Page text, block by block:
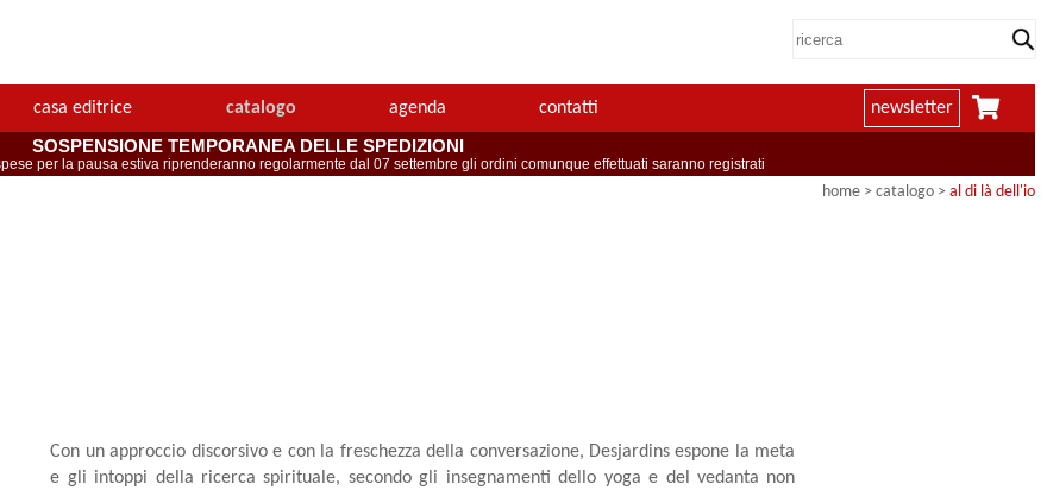
casa editrice catalogo agenda contatti newsletter
SOSPENSIONE TEMPORANEA DELLE SPEDIZIONI
per la pausa estiva riprenderanno regolarmente dal 07 settembre gli ordini comunque effettuati saranno registrati
home > catalogo > al di là dell'io
Con un approccio discorsivo e con la freschezza della conversazione, Desjardins espone la meta
e gli intoppi della ricerca spirituale, secondo gli insegnamenti dello yoga e del vedanta non